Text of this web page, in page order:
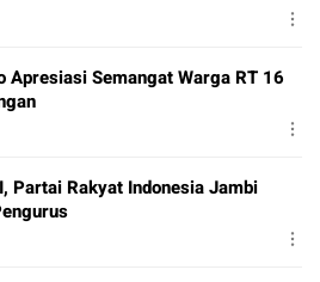
Apresiasi Semangat Warga RT 16
Partai Rakyat Indonesia Jambi